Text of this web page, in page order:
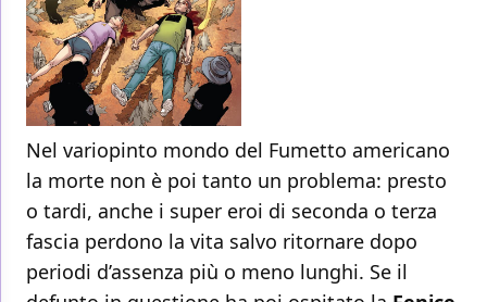
Nel variopinto mondo del Fumetto americano
la morte non è poi tanto un problema: presto
o tardi, anche i super eroi di seconda o terza
fascia perdono la vita salvo ritornare dopo
periodi d’assenza più o meno lunghi. Se il